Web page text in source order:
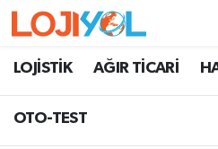
LOJİSTİK AĞIR TİCARİ
OTO-TEST
OTO-TEST